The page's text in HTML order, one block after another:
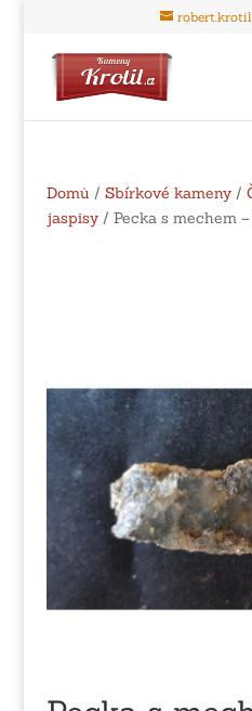
Domů / Sbírkové kameny/
jaspisy/ Pecka s mechem